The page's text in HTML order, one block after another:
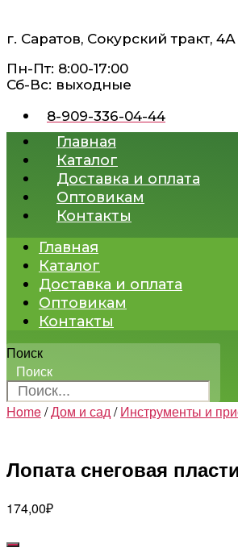
к
содержимому
г. Саратов, Сокурский тракт, 4А
Пн-Пт: 8:00-17:00
Сб-Вс: выходные
8-909-336-04-44
Главная
Каталог
Доставка и оплата
Оптовикам
Контакты
Главная
Каталог
Доставка и оплата
Оптовикам
Контакты
Поиск
Поиск
Home/Дом и сад/Инструменты и
Лопата снеговая
174,00₽